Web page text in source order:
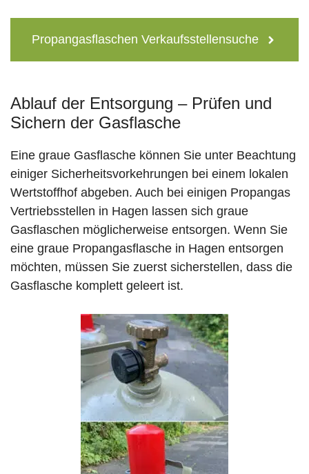
Propangasflaschen Verkaufsstellensuche
Ablauf der Entsorgung – Prüfen und
Sichern der Gasflasche
Eine graue Gasflasche können Sie unter Beachtung
einiger Sicherheitsvorkehrungen bei einem lokalen
Wertstoffhof abgeben. Auch bei einigen Propangas
Vertriebsstellen in Hagen lassen sich graue
Gasflaschen möglicherweise entsorgen. Wenn Sie
eine graue Propangasflasche in Hagen entsorgen
möchten, müssen Sie zuerst sicherstellen, dass die
Gasflasche komplett geleert ist.